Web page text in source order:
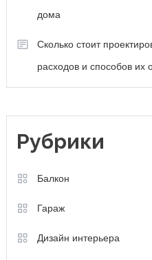
дома
Сколько стоит
расходов и способов их
Рубрики
Балкон
Гараж
Дизайн интерьера